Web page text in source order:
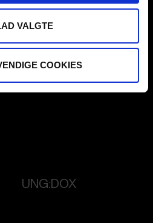
VALGTE
COOKIES
STREAMING
PARA:DOX
UNG:DOX